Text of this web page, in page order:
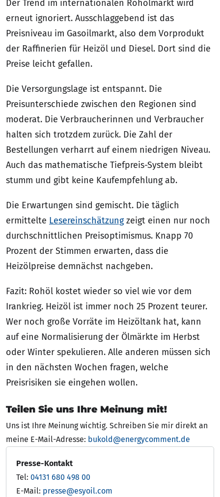
Der Trend im internationalen Rohölmarkt wird
erneut ignoriert. Ausschlaggebend ist das
Preisniveau im Gasoilmarkt, also dem Vorprodukt
der Raffinerien für Heizöl und Diesel. Dort sind die
Preise leicht gefallen.
Die Versorgungslage ist entspannt. Die
Preisunterschiede zwischen den Regionen sind
moderat. Die Verbraucherinnen und Verbraucher
halten sich trotzdem zurück. Die Zahl der
Bestellungen verharrt auf einem niedrigen Niveau.
Auch das mathematische Tiefpreis-System bleibt
stumm und gibt keine Kaufempfehlung ab.
Die Erwartungen sind gemischt. Die täglich
ermittelte Lesereinschätzungzeigt einen nur noch
durchschnittlichen Preisoptimismus. Knapp 70
Prozent der Stimmen erwarten, dass die
Heizölpreise demnächst nachgeben.
Fazit: Rohöl kostet wieder so viel wie vor dem
Irankrieg. Heizöl ist immer noch 25 Prozent teurer.
Wer noch große Vorräte im Heizöltank hat, kann
auf eine Normalisierung der Ölmärkte im Herbst
oder Winter spekulieren. Alle anderen müssen sich
in den nächsten Wochen fragen, welche
Preisrisiken sie eingehen wollen.
Teilen Sie uns Ihre Meinung mit!
Uns ist Ihre Meinung wichtig. Schreiben Sie mir direkt an
meine E-Mail-Adresse: bukold@energycomment.de
Presse-Kontakt
Tel: 04131 680 498 00
E-Mail: presse@esyoil.com